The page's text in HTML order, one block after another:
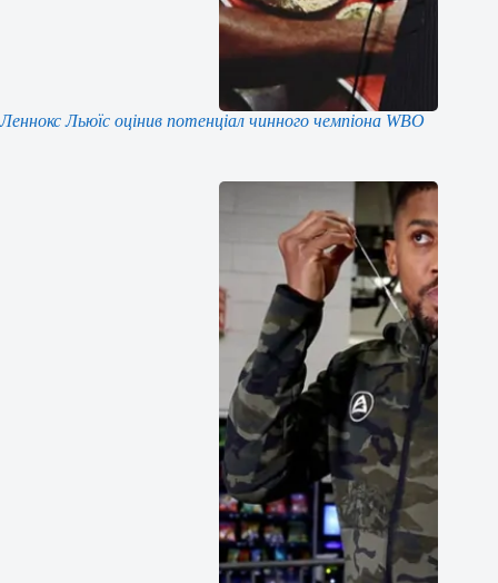
Леннокс Льюїс оцінив потенціал чинного чемпіона WBO